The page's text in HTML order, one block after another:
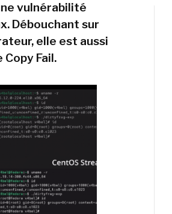
vulnérabilité
Débouchant sur
elle est aussi
Fail.